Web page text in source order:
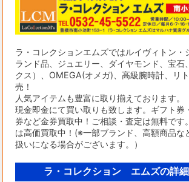
ラ・コレクションエムズではルイヴィトン・
ランド品、ジュエリー、ダイヤモンド、宝石
クス）、OMEGA(オメガ)、高級腕時計、リ
売！
人気アイテムも豊富に取り揃えております。
現金即金にて買い取りも致します。ギフト券
券など金券買取中！ご相談・査定は無料です
は高価買取中！(※一部ブランド、高額商品な
扱いになる場合がございます。）
ラ・コレクション エムズの詳